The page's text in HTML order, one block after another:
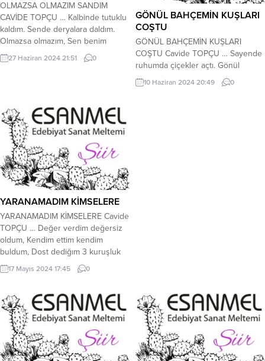
OLMAZSA OLMAZIM SANDIM
CAVİDE TOPÇU … Kalbinde tutuklu
kaldım. Sende deryalara daldım.
Olmazsa olmazım, Sen benim
vazgeçilmezim. **** Çok ağır abisin,
Vaz geçişlerimde gider gelirsin,
boyun eğilmez, Uyum olmayan
yerde durulmaz, Sevsende
arkasından gidilmez. ****...
27 Haziran 2024 21:51 0
GÖNÜL BAHÇEMİN KUŞLARI
COŞTU
GÖNÜL BAHÇEMİN KUŞLARI
COŞTU Cavide TOPÇU … Sayende
ruhumda çiçekler açtı. Gönül
bahçemin kuşları coştu, Nere
baksam mevsim hep bahar,
10 Haziran 2024 20:49 0
YARANAMADIM KİMSELERE
YARANAMADIM KİMSELERE Cavide
TOPÇU … Değer verdim değersiz
oldum, Kendim ettim kendim
buldum, Dost dediğım 3 kuruşluk
menfaat için sattı, Demekki insanlık
bu yüzden battı. **** Sır verirsin
yerle bir eder, Güvenilir notuna
sıfırı ekler, İnsanım diye gezer. ****
İnsan oğlu çiğ süt emmiş derler,
Yanar,döner...
17 Mayıs 2024 17:45 0